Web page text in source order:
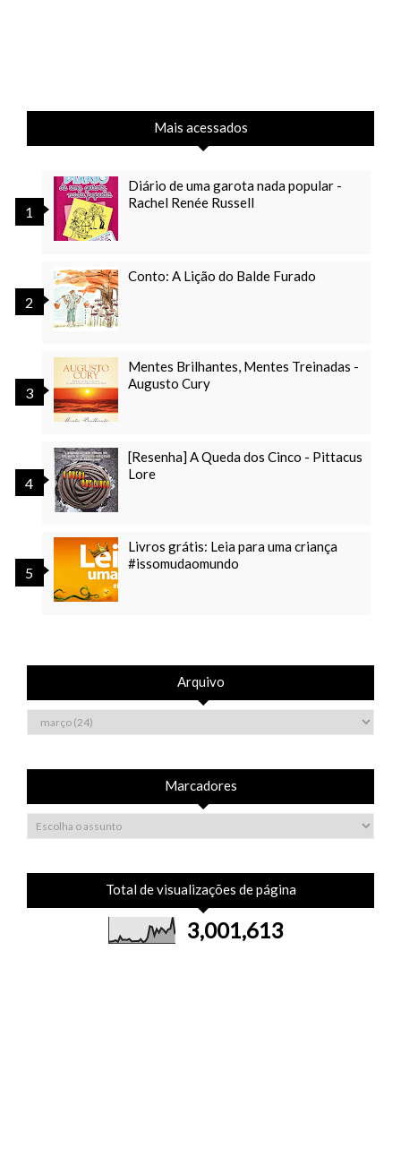
Mais acessados
Diário de uma garota nada popular -
Rachel Renée Russell
Conto: A Lição do Balde Furado
Mentes Brilhantes, Mentes Treinadas -
Augusto Cury
[Resenha] A Queda dos Cinco - Pittacus
Lore
Livros grátis: Leia para uma criança
#issomudaomundo
Arquivo
Marcadores
Total de visualizações de página
3,001,613